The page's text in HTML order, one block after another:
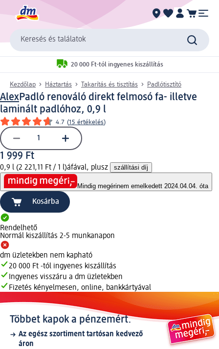
Keresés és találatok
20 000 Ft-tól ingyenes kiszállítás
Kezdőlap Háztartás Takarítás és tisztítás Padlótisztító
AlexPadló renováló direkt felmosó fa- illetve
laminált padlóhoz, 0,9 l
4.7 (15 értékelés)
1 999 Ft
0,9 l (2 221,11 Ft / 1 l)áfával, plusz szállítási díj
Mindig megérinem emelkedett 2024.04.04. óta
Kosárba
Rendelhető
Normál kiszállítás 2-5 munkanapon
dm üzletekben nem kapható
20 000 Ft -tól ingyenes kiszállítás
Ingyenes visszáru a dm üzletekben
Fizetés kényelmesen, online, bankkártyával
Többet kapok a pénzemért.
Az egész szortiment tartósan kedvező
áron